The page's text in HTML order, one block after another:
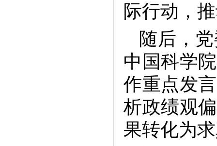
际行动，
随后，
中国科学
作重点发
析政绩观
果转化为